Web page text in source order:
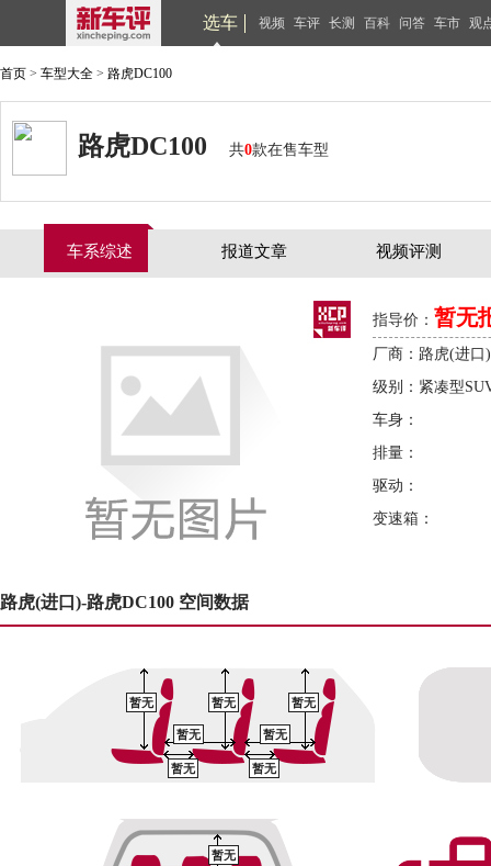
选车 视频 车评 长测 百科 问答 车市 观
首页 > 车型大全 > 路虎DC100
路虎DC100 共0款在售车型
车系综述 报道文章 视频评测
指导价： 暂无
厂商：路虎(进口)
级别：紧凑型
车身：
排量：
驱动：
变速箱：
路虎(进口)-路虎DC100 空间数据
暂无 暂无 暂无
暂无
暂无 暂无
暂无
暂无